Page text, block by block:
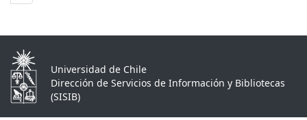
Universidad de Chile
Dirección de Servicios de Información y Bibliotecas
(SISIB)